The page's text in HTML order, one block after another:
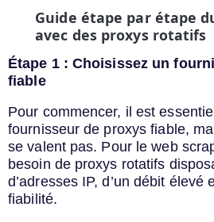
Guide étape par étape
avec des proxys rotatifs
Étape 1 : Choisissez un
fiable
Pour commencer, il est
fournisseur de proxys fiable,
se valent pas. Pour le web
besoin de proxys rotatifs
d’adresses IP, d’un débit élevé
fiabilité.